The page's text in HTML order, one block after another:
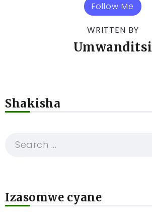
Follow Me
WRITTEN BY
Umwanditsi
Shakisha
Izasomwe cyane